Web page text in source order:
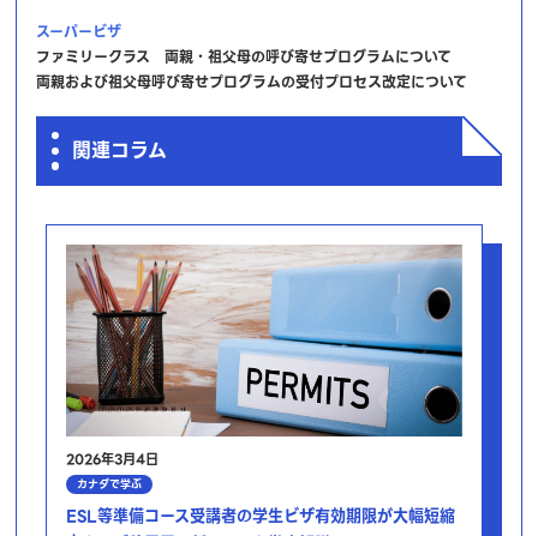
スーパービザ
ファミリークラス 両親・祖父母の呼び寄せプログラムについて
両親および祖父母呼び寄せプログラムの受付プロセス改定について
関連コラム
2026年3月4日
カナダで学ぶ
ESL等準備コース受講者の学生ビザ有効期限が大幅短縮